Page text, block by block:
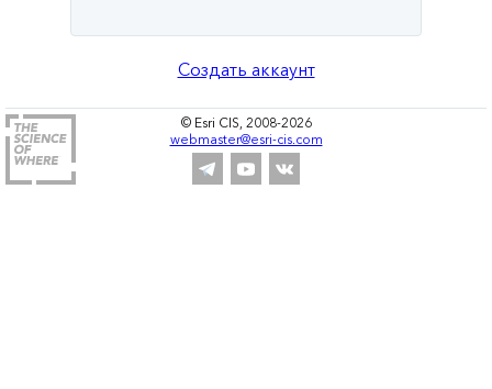
Создать аккаунт
© Esri CIS, 2008-2026
webmaster@esri-cis.com